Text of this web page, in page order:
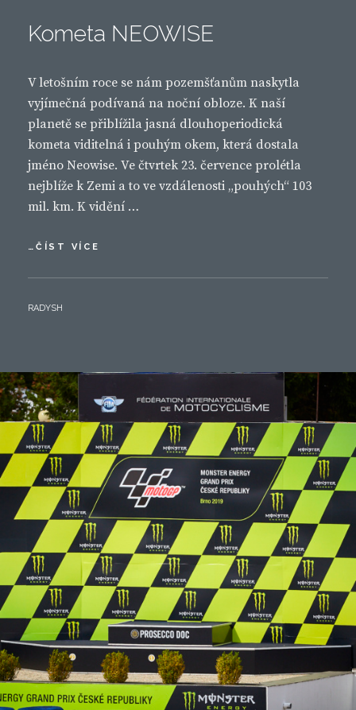
Kometa NEOWISE
V letošním roce se nám pozemšťanům naskytla
vyjímečná podívaná na noční obloze. K naší
planetě se přiblížila jasná dlouhoperiodická
kometa viditelná i pouhým okem, která dostala
jméno Neowise. Ve čtvrtek 23. července prolétla
nejblíže k Zemi a to ve vzdálenosti „pouhých“ 103
mil. km. K vidění …
…ČÍST VÍCE
BY
RADYSH